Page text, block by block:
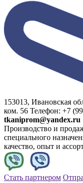
153013, Ивановская
ком. 56 Телефон: +7
tkaniprom@yandex.ru
Производство и
специального
качество, опыт и
Стать партнером